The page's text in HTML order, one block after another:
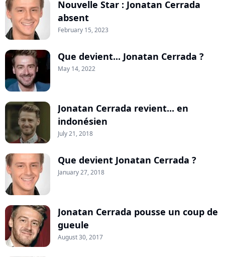
Nouvelle Star : Jonatan Cerrada
absent
February 15, 2023
Que devient... Jonatan Cerrada ?
May 14, 2022
Jonatan Cerrada revient... en
indonésien
July 21, 2018
Que devient Jonatan Cerrada ?
January 27, 2018
Jonatan Cerrada pousse un coup de
gueule
August 30, 2017